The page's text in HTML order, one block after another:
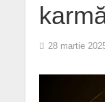
28 martie